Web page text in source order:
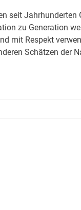
seit Jahrhunderten
zu Generation
mit Respekt
Schätzen der